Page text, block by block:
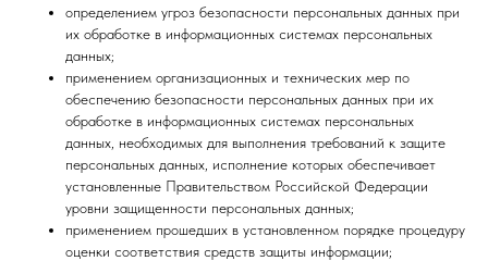
определением угроз безопасности персональных данных при
их обработке в информационных системах персональных
данных;
применением организационных и технических мер по
обеспечению безопасности персональных данных при их
обработке в информационных системах персональных
данных, необходимых для выполнения требований к защите
персональных данных, исполнение которых обеспечивает
установленные Правительством Российской Федерации
уровни защищенности персональных данных;
применением прошедших в установленном порядке процедуру
оценки соответствия средств защиты информации;